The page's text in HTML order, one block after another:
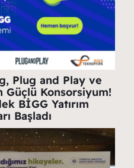
Plug and Play ve
Güçlü Konsorsiyum!
BİGG Yatırım
Başladı